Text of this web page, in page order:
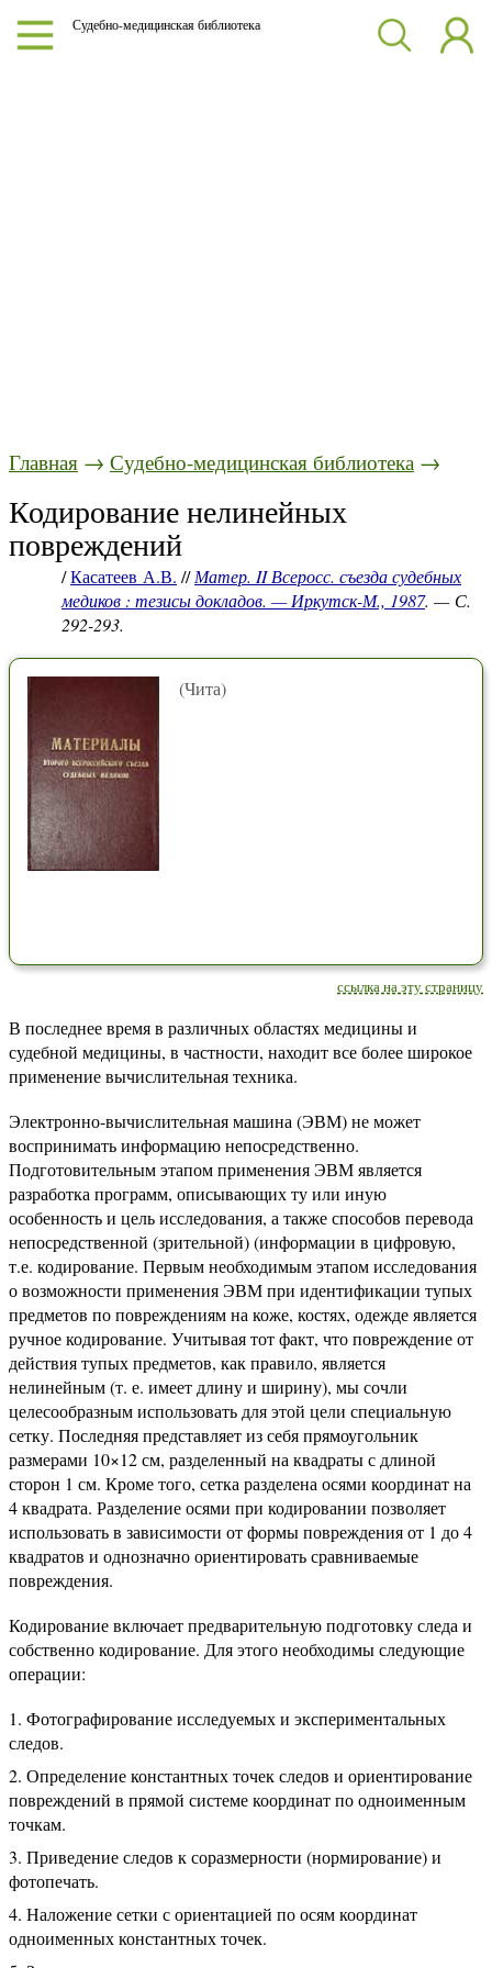
Судебно-медицинская библиотека
Главная → Судебно-медицинская библиотека →
Кодирование нелинейных
повреждений
/Касатеев А.В. //Матер. II Всеросс. съезда судебных
медиков : тезисы докладов. — Иркутск-М., 1987. — С.
292-293.
(Чита)
ссылка на эту страницу
В последнее время в различных областях медицины и
судебной медицины, в частности, находит все более широкое
применение вычислительная техника.
Электронно-вычислительная машина (ЭВМ) не может
воспринимать информацию непосредственно.
Подготовительным этапом применения ЭВМ является
разработка программ, описывающих ту или иную
особенность и цель исследования, а также способов перевода
непосредственной (зрительной) (информации в цифровую,
т.е. кодирование. Первым необходимым этапом исследования
о возможности применения ЭВМ при идентификации тупых
предметов по повреждениям на коже, костях, одежде является
ручное кодирование. Учитывая тот факт, что повреждение от
действия тупых предметов, как правило, является
нелинейным (т. е. имеет длину и ширину), мы сочли
целесообразным использовать для этой цели специальную
сетку. Последняя представляет из себя прямоугольник
размерами 10×12 см, разделенный на квадраты с длиной
сторон 1 см. Кроме того, сетка разделена осями координат на
4 квадрата. Разделение осями при кодировании позволяет
использовать в зависимости от формы повреждения от 1 до 4
квадратов и однозначно ориентировать сравниваемые
повреждения.
Кодирование включает предварительную подготовку следа и
собственно кодирование. Для этого необходимы следующие
операции:
Фотографирование исследуемых и экспериментальных
следов.
Определение константных точек следов и ориентирование
повреждений в прямой системе координат по одноименным
точкам.
Приведение следов к соразмерности (нормирование) и
фотопечать.
Наложение сетки с ориентацией по осям координат
одноименных константных точек.